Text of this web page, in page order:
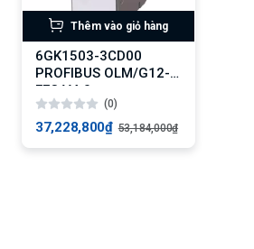
Thêm vào giỏ hàng
6GK1503-3CD00
PROFIBUS OLM/G12-
EEC V4.0
(0)
37,228,800₫ 53,184,000₫